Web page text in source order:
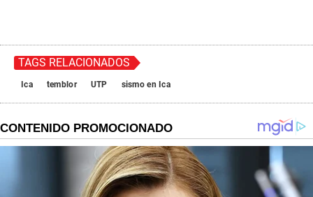
TAGS RELACIONADOS
Ica temblor UTP sismo en Ica